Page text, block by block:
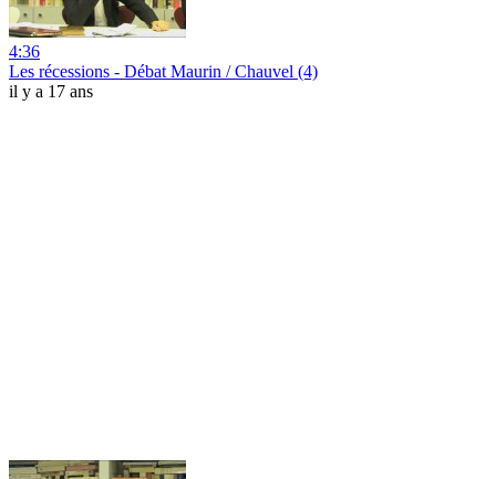
4:36
Les récessions - Débat Maurin / Chauvel (4)
il y a 17 ans